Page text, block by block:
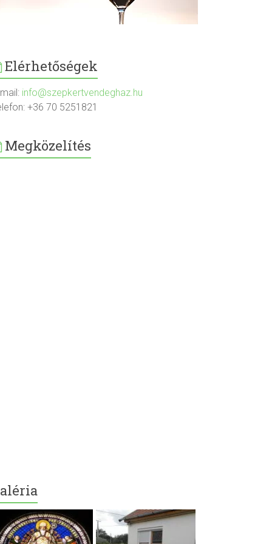
Elérhetőségek
info@szepkertvendeghaz.hu
+36 70 5251821
Megközelítés